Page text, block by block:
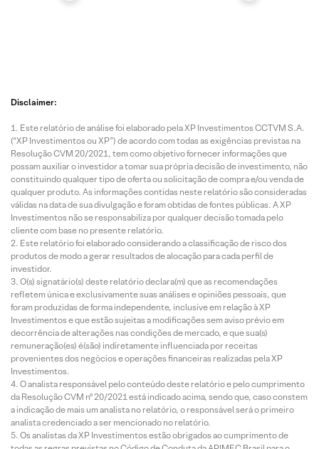
Disclaimer:
Este relatório de análise foi elaborado pela XP Investimentos CCTVM S.A.
(“XP Investimentos ou XP”) de acordo com todas as exigências previstas na
Resolução CVM 20/2021, tem como objetivo fornecer informações que
possam auxiliar o investidor a tomar sua própria decisão de investimento, não
constituindo qualquer tipo de oferta ou solicitação de compra e/ou venda de
qualquer produto. As informações contidas neste relatório são consideradas
válidas na data de sua divulgação e foram obtidas de fontes públicas. A XP
Investimentos não se responsabiliza por qualquer decisão tomada pelo
cliente com base no presente relatório.
Este relatório foi elaborado considerando a classificação de risco dos
produtos de modo a gerar resultados de alocação para cada perfil de
investidor.
O(s) signatário(s) deste relatório declara(m) que as recomendações
refletem única e exclusivamente suas análises e opiniões pessoais, que
foram produzidas de forma independente, inclusive em relação à XP
Investimentos e que estão sujeitas a modificações sem aviso prévio em
decorrência de alterações nas condições de mercado, e que sua(s)
remuneração(es) é(são) indiretamente influenciada por receitas
provenientes dos negócios e operações financeiras realizadas pela XP
Investimentos.
O analista responsável pelo conteúdo deste relatório e pelo cumprimento
da Resolução CVM nº 20/2021 está indicado acima, sendo que, caso constem
a indicação de mais um analista no relatório, o responsável será o primeiro
analista credenciado a ser mencionado no relatório.
Os analistas da XP Investimentos estão obrigados ao cumprimento de